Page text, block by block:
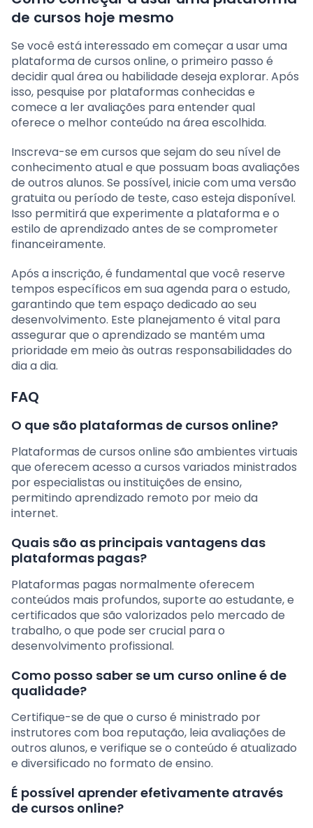
de cursos hoje mesmo
Se você está interessado em começar a usar uma
plataforma de cursos online, o primeiro passo é
decidir qual área ou habilidade deseja explorar. Após
isso, pesquise por plataformas conhecidas e
comece a ler avaliações para entender qual
oferece o melhor conteúdo na área escolhida.
Inscreva-se em cursos que sejam do seu nível de
conhecimento atual e que possuam boas avaliações
de outros alunos. Se possível, inicie com uma versão
gratuita ou período de teste, caso esteja disponível.
Isso permitirá que experimente a plataforma e o
estilo de aprendizado antes de se comprometer
financeiramente.
Após a inscrição, é fundamental que você reserve
tempos específicos em sua agenda para o estudo,
garantindo que tem espaço dedicado ao seu
desenvolvimento. Este planejamento é vital para
assegurar que o aprendizado se mantém uma
prioridade em meio às outras responsabilidades do
dia a dia.
FAQ
O que são plataformas de cursos online?
Plataformas de cursos online são ambientes virtuais
que oferecem acesso a cursos variados ministrados
por especialistas ou instituições de ensino,
permitindo aprendizado remoto por meio da
internet.
Quais são as principais vantagens das
plataformas pagas?
Plataformas pagas normalmente oferecem
conteúdos mais profundos, suporte ao estudante, e
certificados que são valorizados pelo mercado de
trabalho, o que pode ser crucial para o
desenvolvimento profissional.
Como posso saber se um curso online é de
qualidade?
Certifique-se de que o curso é ministrado por
instrutores com boa reputação, leia avaliações de
outros alunos, e verifique se o conteúdo é atualizado
e diversificado no formato de ensino.
É possível aprender efetivamente através
de cursos online?